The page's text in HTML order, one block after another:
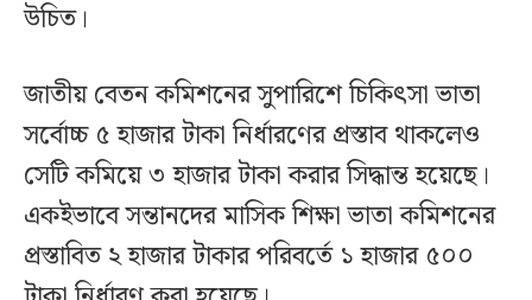
উচিত।
জাতীয় বেতন কমিশনের সুপারিশে চিকিৎসা ভাতা
সর্বোচ্চ ৫ হাজার টাকা নির্ধারণের প্রস্তাব থাকলেও
সেটি কমিয়ে ৩ হাজার টাকা করার সিদ্ধান্ত হয়েছে।
একইভাবে সন্তানদের মাসিক শিক্ষা ভাতা কমিশনের
প্রস্তাবিত ২ হাজার টাকার পরিবর্তে ১ হাজার ৫০০